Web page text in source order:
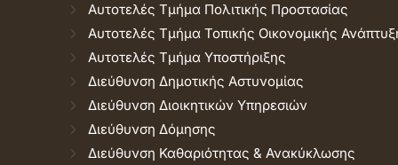
Αυτοτελές Τμήμα Πολιτικής Προστασίας
Αυτοτελές Τμήμα Τοπικής Οικονομικής
Αυτοτελές Τμήμα Υποστήριξης
Διεύθυνση Δημοτικής Αστυνομίας
Διεύθυνση Διοικητικών Υπηρεσιών
Διεύθυνση Δόμησης
Διεύθυνση Καθαριότητας & Ανακύκλωσης